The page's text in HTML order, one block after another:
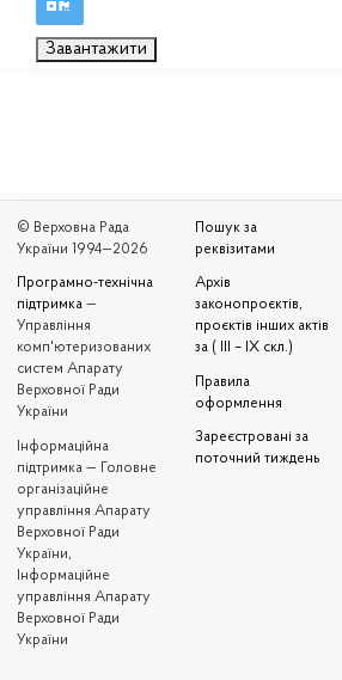
Завантажити
© Верховна Рада
України 1994—2026
Програмно-технічна
підтримка —
Управління
комп'ютеризованих
систем Апарату
Верховної Ради
України
Iнформаційна
підтримка — Головне
організаційне
управління Апарату
Верховної Ради
України,
Інформаційне
управління Апарату
Верховної Ради
України
Пошук за
реквізитами
Архів
законопроєктів,
проєктів інших актів
за ( III – IX скл.)
Правила
оформлення
Зареєстровані за
поточний тиждень